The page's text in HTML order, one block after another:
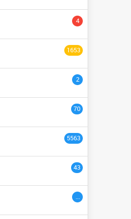
4
1653
السنة
السنة
2
70
5563
43
...
السنة الثانية
années